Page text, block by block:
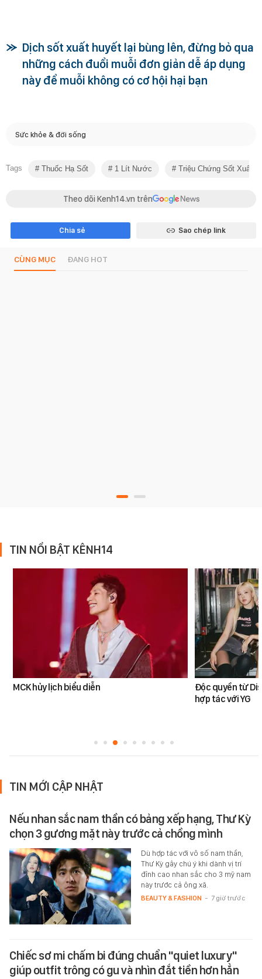
Dịch sốt xuất huyết lại bùng lên, đừng bỏ qua
những cách đuổi muỗi đơn giản dễ áp dụng
này để muỗi không có cơ hội hại bạn
Sức khỏe & đời sống
Tags Thuốc Hạ Sốt 1 Lít Nước Triệu Chứng Sốt Xuất
Theo dõi Kenh14.vn trên
Chia sẻ Sao chép link
CÙNG MỤC ĐANG HOT
TIN NỔI BẬT KÊNH14
MCK hủy lịch biểu diễn
Độc quyền từ
hợp tác với YG
TIN MỚI CẬP NHẬT
Nếu nhan sắc nam thần có bảng xếp hạng, Thư Kỳ
chọn 3 gương mặt này trước cả chồng mình
Dù hợp tác với vô số nam thần,
Thư Kỳ gây chú ý khi dành vị trí
đỉnh cao nhan sắc cho 3 mỹ nam
này trước cả ông xã.
BEAUTY & FASHION - 7 giờ trước
Chiếc sơ mi chấm bi đúng chuẩn "quiet luxury"
giúp outfit trông có gu và nhìn đắt tiền hơn hẳn